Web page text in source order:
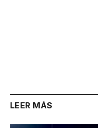
LEER MÁS